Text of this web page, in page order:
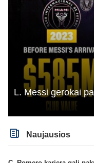
L. Messi gerokai
Naujausios